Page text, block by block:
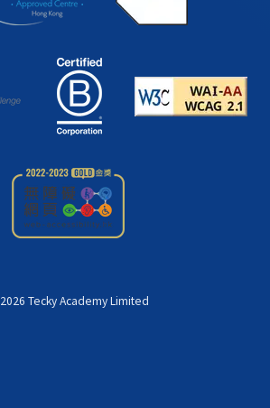
2026 Tecky Academy Limited